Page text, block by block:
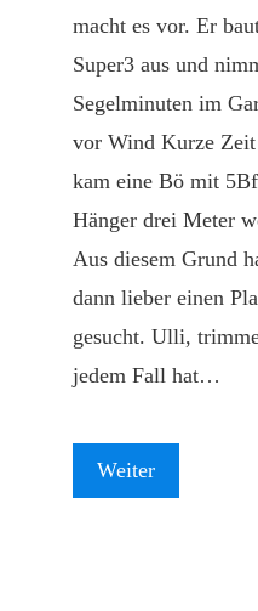
macht es vor. Er
Super3 aus und
Segelminuten im
vor Wind Kurze
kam eine Bö mit
Hänger drei Meter
Aus diesem Grund
dann lieber einen
gesucht. Ulli,
jedem Fall hat…
Weiter